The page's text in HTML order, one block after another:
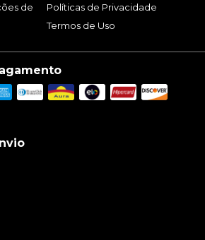
de
Políticas de Privacidade
Termos de Uso